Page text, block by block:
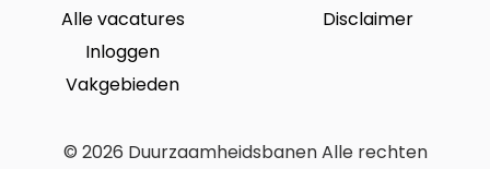
Alle vacatures
Inloggen
Vakgebieden
Disclaimer
© 2026 Duurzaamheidsbanen Alle rechten